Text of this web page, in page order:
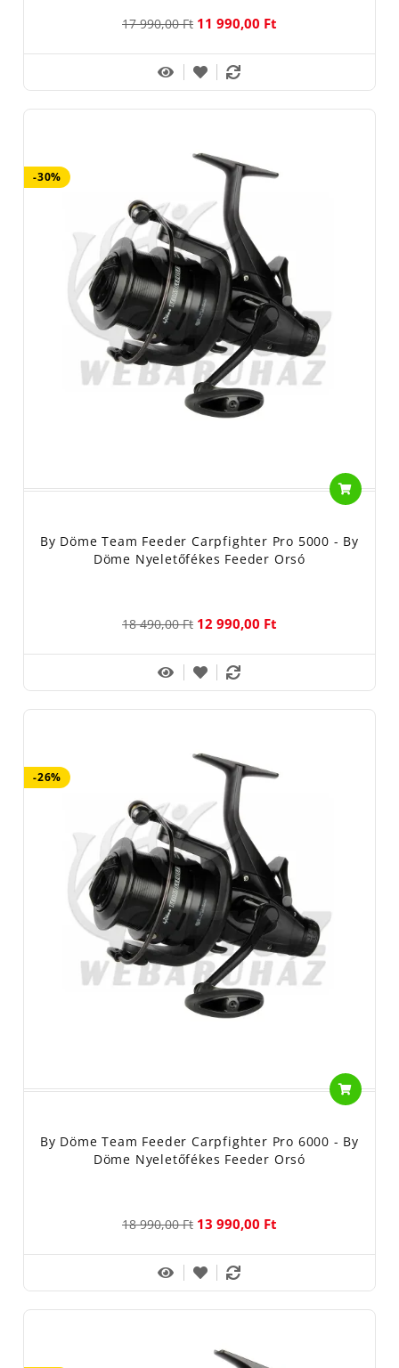
17 990,00 Ft 11 990,00 Ft
-30%
By Döme Team Feeder Carpfighter Pro 5000 - By
Döme Nyeletőfékes Feeder Orsó
18 490,00 Ft 12 990,00 Ft
-26%
By Döme Team Feeder Carpfighter Pro 6000 - By
Döme Nyeletőfékes Feeder Orsó
18 990,00 Ft 13 990,00 Ft